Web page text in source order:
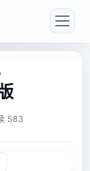
583